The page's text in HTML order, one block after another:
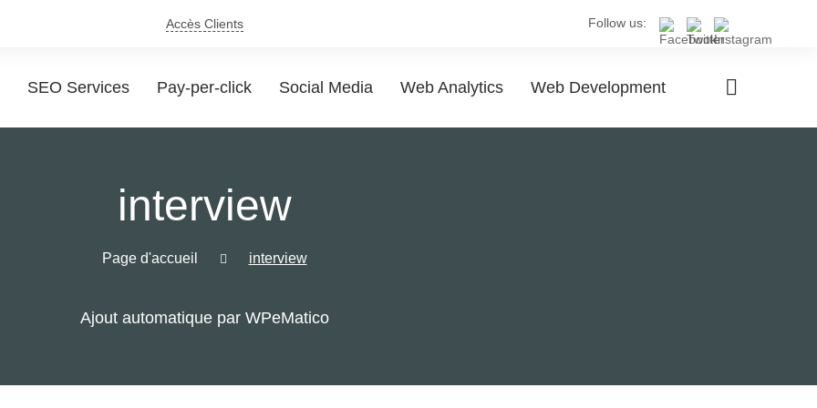
Accès Clients Follow us:
SEO Services Pay-per-click Social Media Web Analytics Web Development
interview
Page d'accueil interview
Ajout automatique par WPeMatico